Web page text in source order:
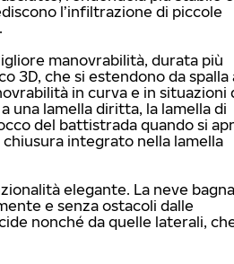
l’infiltrazione di piccole
manovrabilità, durata più
3D, che si estendono da spalla
in curva e in situazioni
una lamella diritta, la lamella di
del battistrada quando si
integrato nella lamella
elegante. La neve
e senza ostacoli dalle
nonché da quelle laterali,